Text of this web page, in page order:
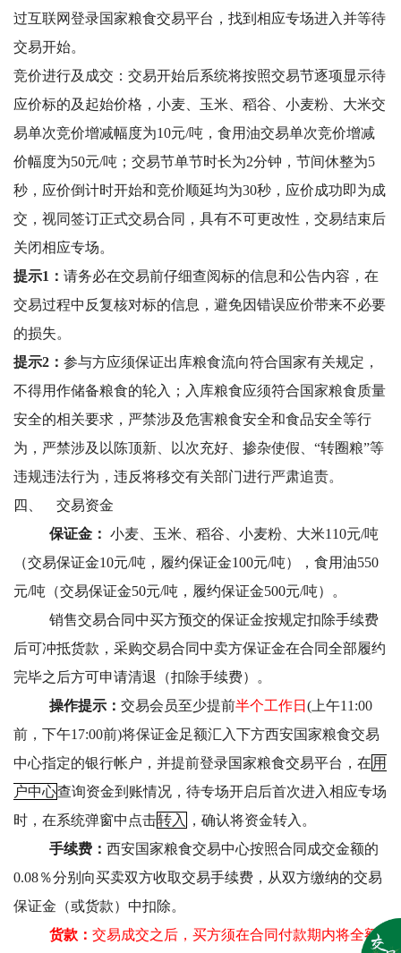
过互联网登录国家粮食交易平台，找到相应专场进入并等待
交易开始。
竞价进行及成交：交易开始后系统将按照交易节逐项显示待
应价标的及起始价格，小麦、玉米、稻谷、小麦粉、大米交
易单次竞价增减幅度为10元/吨，食用油交易单次竞价增减
价幅度为50元/吨；交易节单节时长为2分钟，节间休整为5
秒，应价倒计时开始和竞价顺延均为30秒，应价成功即为成
交，视同签订正式交易合同，具有不可更改性，交易结束后
关闭相应专场。
提示1： 请务必在交易前仔细查阅标的信息和公告内容，在
交易过程中反复核对标的信息，避免因错误应价带来不必要
的损失。
提示2： 参与方应须保证出库粮食流向符合国家有关规定，
不得用作储备粮食的轮入；入库粮食应须符合国家粮食质量
安全的相关要求，严禁涉及危害粮食安全和食品安全等行
为，严禁涉及以陈顶新、以次充好、掺杂使假、“转圈粮”等
违规违法行为，违反将移交有关部门进行严肃追责。
四、
交易资金
保证金： 小麦、玉米、稻谷、小麦粉、大米110元/吨
（交易保证金10元/吨，履约保证金100元/吨），食用油550
元/吨（交易保证金50元/吨，履约保证金500元/吨）。
销售交易合同中买方预交的保证金按规定扣除手续费
后可冲抵货款，采购交易合同中卖方保证金在合同全部履约
完毕之后方可申请清退（扣除手续费）。
操作提示： 交易会员至少提前半个工作日 (上午11:00
前，下午17:00前)将保证金足额汇入下方西安国家粮食交易
中心指定的银行帐户，并提前登录国家粮食交易平台，在 用
户中心查询资金到账情况， 待专场开启后首次进入相应专场
时，在系统弹窗中点击转入
，确认将资金转入。
手续费： 西安国家粮食交易中心按照合同成交金额的
0.08％分别向买卖双方收取交易手续费，从双方缴纳的交易
保证金（或货款）中扣除。
货款： 交易成交之后，买方须在合同付款期内将全额